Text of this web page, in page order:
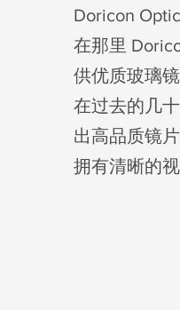
Doricon
在那里
供优质玻璃镜
在过去的几
出高品质镜
拥有清晰的